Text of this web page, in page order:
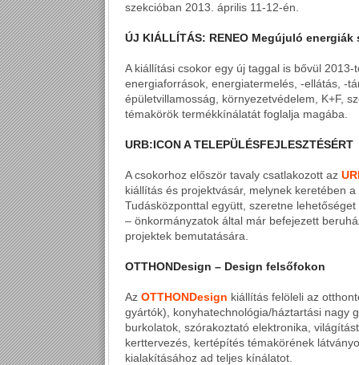
szekcióban 2013. április 11-12-én.
ÚJ KIÁLLÍTÁS: RENEO Megújuló
A kiállítási csokor egy új taggal is bővül
energiaforrások, energiatermelés, -ellátás, -
épületvillamosság, környezetvédelem, K+F,
témakörök termékkínálatát foglalja magába.
URB:ICON A TELEPÜLÉSFEJLESZTÉSÉRT
A csokorhoz először tavaly csatlakozott az
kiállítás és projektvásár, melynek keretében
Tudásközponttal együtt, szeretne
– önkormányzatok által már befejezett
projektek bemutatására.
OTTHONDesign – Design felsőfokon
Az OTTHONDesign kiállítás felöleli az
gyártók), konyhatechnológia/háztartási nagy
burkolatok, szórakoztató elektronika,
kerttervezés, kertépítés témakörének
kialakításához ad teljes kínálatot.